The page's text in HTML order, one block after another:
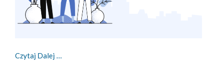
Czytaj Dalej